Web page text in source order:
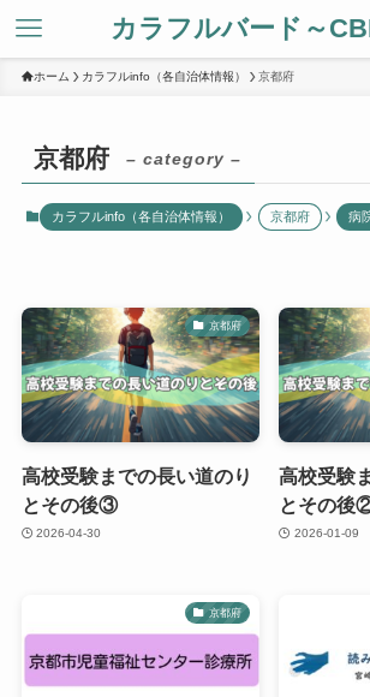
カラフルバード～
ホーム カラフルinfo（各自治体情報） 京都府
京都府 – category –
カラフルinfo（各自治体情報） 京都府 病
京都府
高校受験までの長い道のり
とその後③
2026-04-30
高校受験
とその後
2026-01-09
京都府